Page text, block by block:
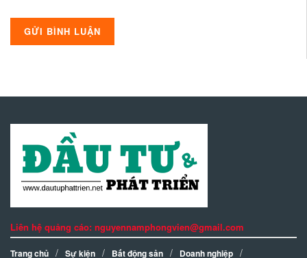
Liên hệ quảng cáo: nguyennamphongvien@gmail.com
Trang chủ Sự kiện Bất động sản Doanh nghiệp